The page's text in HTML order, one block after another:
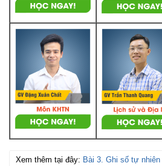
Xem thêm tại đây: Bài 3. Ghi số tự nhiên